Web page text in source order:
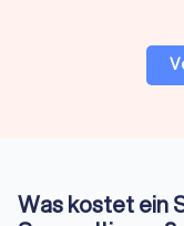
Woran Sie
sich durch mehrere
Qualifikation und
Was kostet ein